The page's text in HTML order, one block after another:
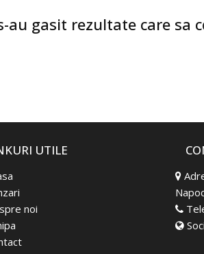
au gasit rezultate care sa
UTILE
noi